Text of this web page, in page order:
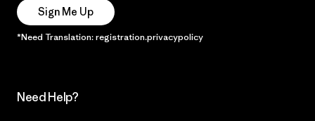
Sign Me Up
*Need Translation: registration.privacypolicy
Need Help?